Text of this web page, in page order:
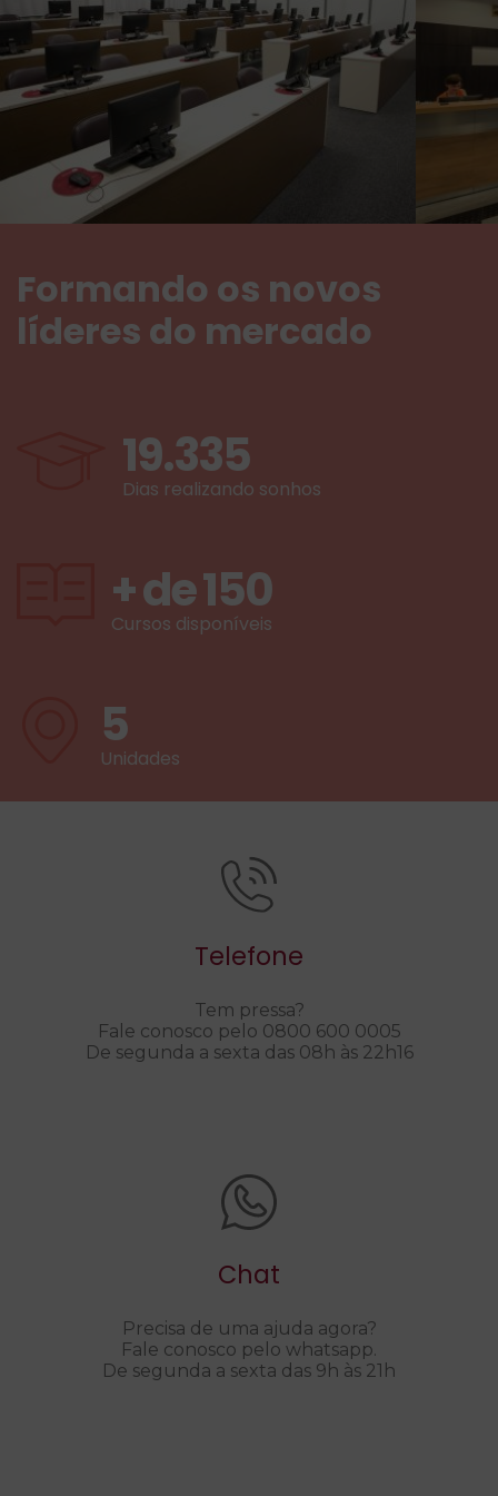
Formando os novos
líderes do mercado
19.335
Dias realizando sonhos
+ de150
Cursos disponíveis
5
Unidades
Telefone
Tem pressa?
Fale conosco pelo 0800 600 0005
De segunda a sexta das 08h às 22h16
Chat
Precisa de uma ajuda agora?
Fale conosco pelo whatsapp.
De segunda a sexta das 9h às 21h